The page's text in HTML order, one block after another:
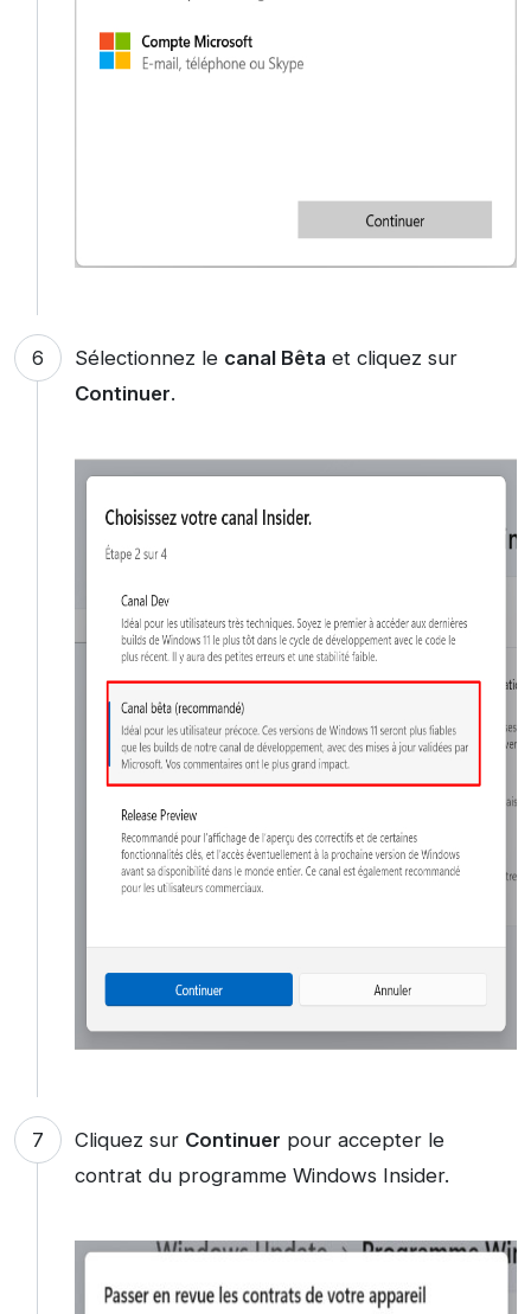
Sélectionnez le canal Bêta et cliquez sur
Continuer.
Cliquez sur Continuer pour accepter le
contrat du programme Windows Insider.